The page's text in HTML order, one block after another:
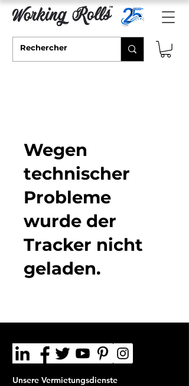
Wegen
technischer
Probleme
wurde der
Tracker nicht
geladen.
Unsere Vermietungsdienste